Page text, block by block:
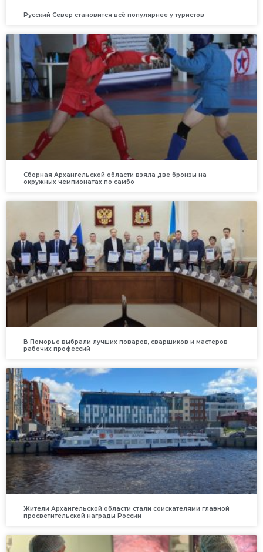
Русский Север становится всё популярнее у туристов
Сборная Архангельской области взяла две бронзы на
окружных чемпионатах по самбо
В Поморье выбрали лучших поваров, сварщиков и мастеров
рабочих профессий
Жители Архангельской области стали соискателями главной
просветительской награды России